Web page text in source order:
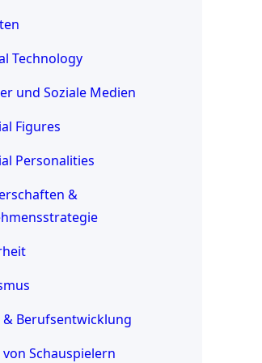
Technology
und Soziale Medien
Figures
Personalities
&
& Berufsentwicklung
Schauspielern